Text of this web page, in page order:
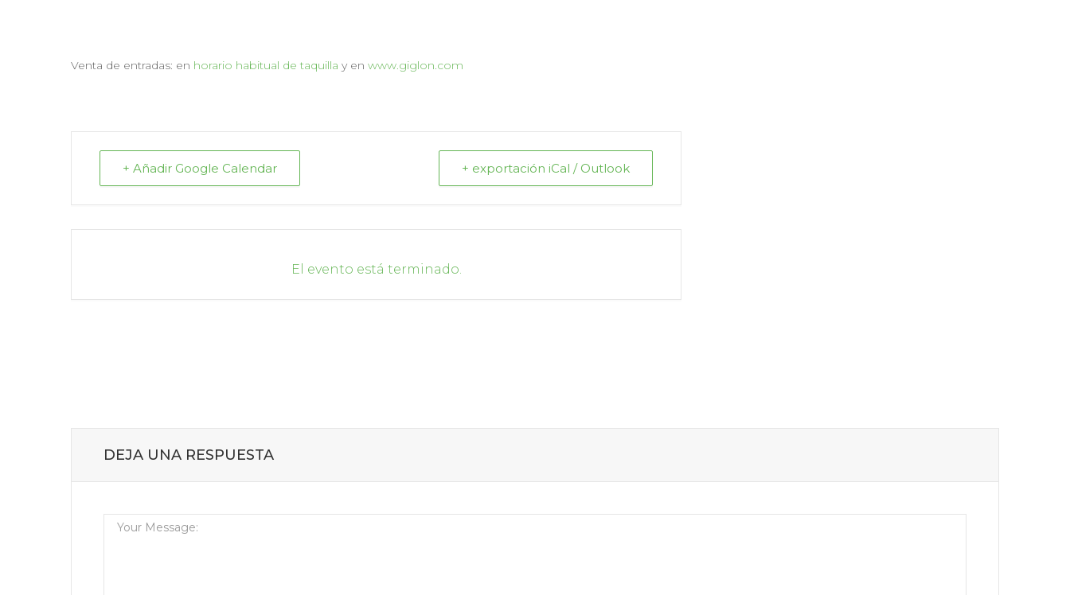
Venta de entradas: en horario habitual de taquilla y en www.giglon.com
+ Añadir Google Calendar + exportación iCal / Outlook
El evento está terminado.
DEJA UNA RESPUESTA